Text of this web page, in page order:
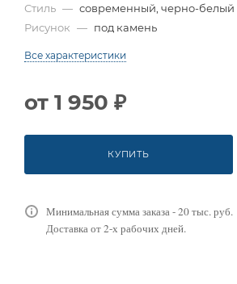
Стиль — современный, черно-белый
Рисунок — под камень
Все характеристики
от 1 950 ₽
КУПИТЬ
Минимальная сумма заказа - 20 тыс. руб.
Доставка от 2-х рабочих дней.